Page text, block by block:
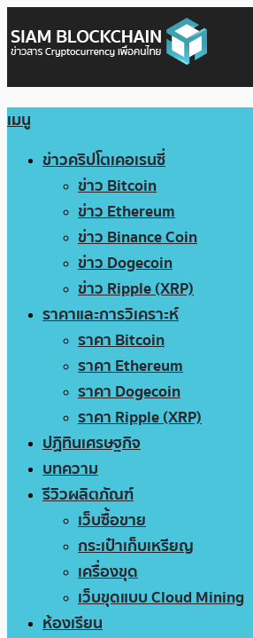
เมนู
ข่าวคริปโตเคอเรนซี่
ข่าว Bitcoin
ข่าว Ethereum
ข่าว Binance Coin
ข่าว Dogecoin
ข่าว Ripple (XRP)
ราคาและการวิเคราะห์
ราคา Bitcoin
ราคา Ethereum
ราคา Dogecoin
ราคา Ripple (XRP)
ปฏิทินเศรษฐกิจ
บทความ
รีวิวผลิตภัณฑ์
เว็บซื้อขาย
กระเป๋าเก็บเหรียญ
เครื่องขุด
เว็บขุดแบบ Cloud Mining
ห้องเรียน